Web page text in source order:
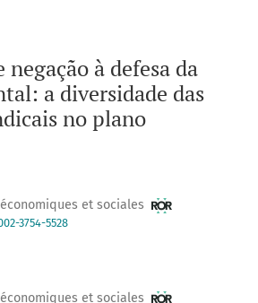
negação à defesa da
a diversidade das
no plano
et sociales
3754-5528
et sociales